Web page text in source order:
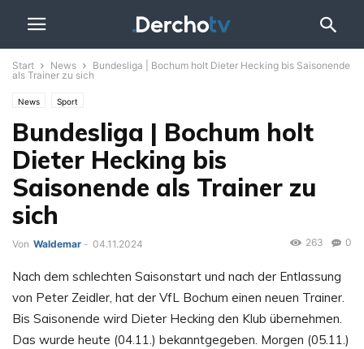
Start News
Bundesliga | Bochum holt Dieter Hecking bis Saisonende
als Trainer zu sich
News Sport
Bundesliga | Bochum holt
Dieter Hecking bis
Saisonende als Trainer zu
sich
Von Waldemar - 04.11.2024 0
263
Nach dem schlechten Saisonstart und nach der Entlassung
von Peter Zeidler, hat der VfL Bochum einen neuen Trainer.
Bis Saisonende wird Dieter Hecking den Klub übernehmen.
Das wurde heute (04.11.) bekanntgegeben. Morgen (05.11.)